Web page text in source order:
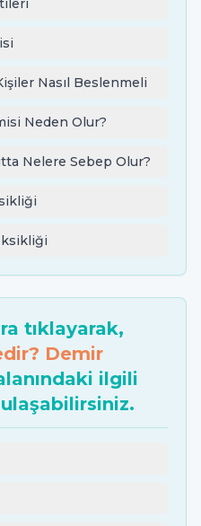
Nasıl Beslenmeli
Neden Olur?
Nelere Sebep Olur?
tıklayarak,
Demir
ilgili